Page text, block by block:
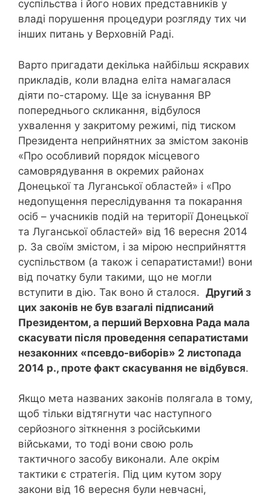
суспільства і його нових представників у
владі порушення процедури розгляду тих чи
інших питань у Верховній Раді.
Варто пригадати декілька найбільш яскравих
прикладів, коли владна еліта намагалася
діяти по-старому. Ще за існування ВР
попереднього скликання, відбулося
ухвалення у закритому режимі, під тиском
Президента неприйнятних за змістом законів
«Про особливий порядок місцевого
самоврядування в окремих районах
Донецької та Луганської областей» і «Про
недопущення переслідування та покарання
осіб – учасників подій на території Донецької
та Луганської областей» від 16 вересня 2014
р. За своїм змістом, і за мірою несприйняття
суспільством (а також і сепаратистами!) вони
від початку були такими, що не могли
вступити в дію. Так воно й сталося. Другий з
цих законів не був взагалі підписаний
Президентом, а перший Верховна Рада мала
скасувати після проведення сепаратистами
незаконних «псевдо-виборів» 2 листопада
2014 р., проте факт скасування не відбувся.
Якщо мета названих законів полягала в тому,
щоб тільки відтягнути час наступного
серйозного зіткнення з російськими
військами, то тоді вони свою роль
тактичного засобу виконали. Але окрім
тактики є стратегія. Під цим кутом зору
закони від 16 вересня були невчасні,